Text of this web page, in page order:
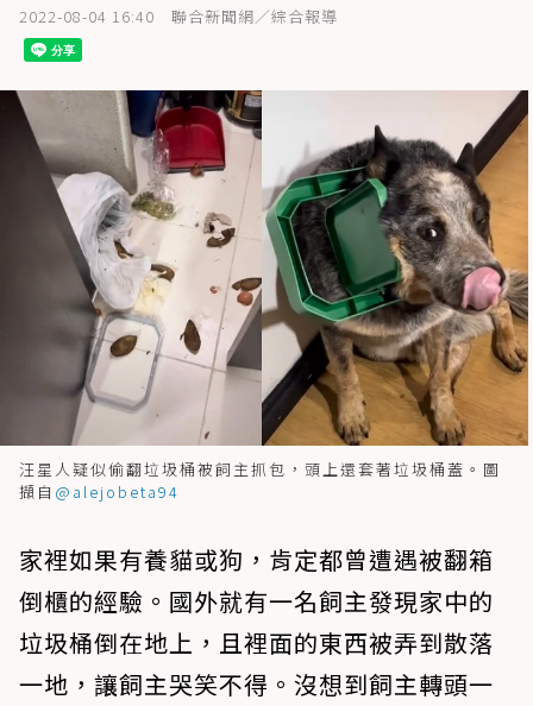
2022-08-04 16:40 聯合新聞網／綜合報導
汪星人疑似偷翻垃圾桶被飼主抓包，頭上還套著垃圾桶蓋。圖
擷自 @alejobeta94
家裡如果有養貓或狗，肯定都曾遭遇被翻箱
倒櫃的經驗。國外就有一名飼主發現家中的
垃圾桶倒在地上，且裡面的東西被弄到散落
一地，讓飼主哭笑不得。沒想到飼主轉頭一